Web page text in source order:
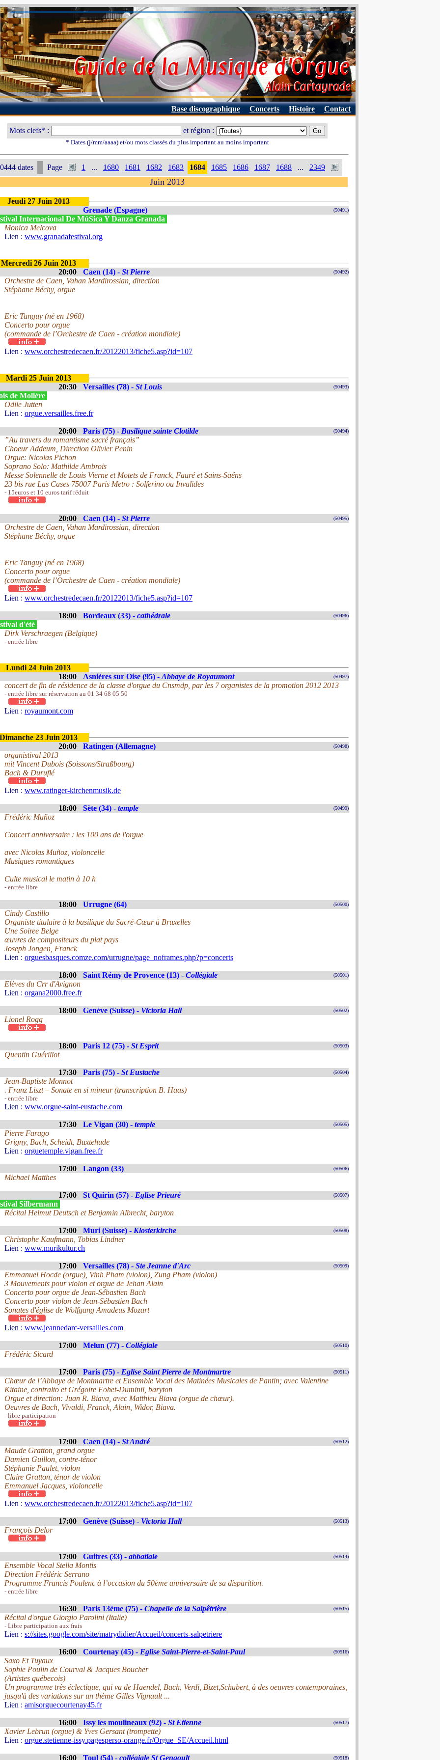
Base discographique Concerts Histoire Contact
Mots clefs* : et région :
* Dates (j/mm/aaaa) et/ou mots classés du plus important au moins important
dates Page 1 ... 1680 1681 1682 1683 1684 1685 1686 1687 1688 ... 2349
Juin 2013
Jeudi 27 Juin 2013
Grenade (Espagne)
(50491)
Internacional De MúSica Y Danza Granada
Monica Melcova
Lien : www.granadafestival.org
Mercredi 26 Juin 2013
20:00
Caen (14) - St Pierre (50492)
Orchestre de Caen, Vahan Mardirossian, direction
Stéphane Béchy, orgue
Eric Tanguy (né en 1968)
Concerto pour orgue
(commande de l’Orchestre de Caen - création mondiale)
Lien : www.orchestredecaen.fr/20122013/fiche5.asp?id=107
Mardi 25 Juin 2013
20:30
Versailles (78) - St Louis (50493)
de Molière
Odile Jutten
Lien : orgue.versailles.free.fr
20:00 Paris (75) - Basilique sainte Clotilde (50494)
”Au travers du romantisme sacré français”
Choeur Addeum, Direction Olivier Penin
Orgue: Nicolas Pichon
Soprano Solo: Mathilde Ambrois
Messe Solennelle de Louis Vierne et Motets de Franck, Fauré et Sains-Saëns
23 bis rue Las Cases 75007 Paris Metro : Solferino ou Invalides
- 15euros et 10 euros tarif réduit
20:00 Caen (14) - St Pierre (50495)
Orchestre de Caen, Vahan Mardirossian, direction
Stéphane Béchy, orgue
Eric Tanguy (né en 1968)
Concerto pour orgue
(commande de l’Orchestre de Caen - création mondiale)
Lien : www.orchestredecaen.fr/20122013/fiche5.asp?id=107
18:00 Bordeaux (33) - cathédrale (50496)
d'été
Dirk Verschraegen (Belgique)
- entrée libre
Lundi 24 Juin 2013
18:00
Asnières sur Oise (95) - Abbaye de Royaumont (50497)
concert de fin de résidence de la classe d'orgue du Cnsmdp, par les 7 organistes de la promotion 2012 2013
- entrée libre sur réservation au 01 34 68 05 50
Lien : royaumont.com
23 Juin 2013
20:00
Ratingen (Allemagne) (50498)
organistival 2013
mit Vincent Dubois (Soissons/Straßbourg)
Bach & Duruflé
Lien : www.ratinger-kirchenmusik.de
18:00 Sète (34) - temple (50499)
Frédéric Muñoz
Concert anniversaire : les 100 ans de l'orgue
avec Nicolas Muñoz, violoncelle
Musiques romantiques
Culte musical le matin à 10 h
- entrée libre
18:00 Urrugne (64) (50500)
Cindy Castillo
Organiste titulaire à la basilique du Sacré-Cœur à Bruxelles
Une Soiree Belge
œuvres de compositeurs du plat pays
Joseph Jongen, Franck
Lien : orguesbasques.comze.com/urrugne/page_noframes.php?p=concerts
18:00 Saint Rémy de Provence (13) - Collégiale (50501)
Elèves du Crr d'Avignon
Lien : organa2000.free.fr
18:00 Genève (Suisse) - Victoria Hall (50502)
Lionel Rogg
18:00 Paris 12 (75) - St Esprit (50503)
Quentin Guérillot
17:30 Paris (75) - St Eustache (50504)
Jean-Baptiste Monnot
. Franz Liszt – Sonate en si mineur (transcription B. Haas)
- entrée libre
Lien : www.orgue-saint-eustache.com
17:30 Le Vigan (30) - temple (50505)
Pierre Farago
Grigny, Bach, Scheidt, Buxtehude
Lien : orguetemple.vigan.free.fr
17:00 Langon (33) (50506)
Michael Matthes
17:00 St Quirin (57) - Eglise Prieuré (50507)
Silbermann
Récital Helmut Deutsch et Benjamin Albrecht, baryton
17:00 Muri (Suisse) - Klosterkirche (50508)
Christophe Kaufmann, Tobias Lindner
Lien : www.murikultur.ch
17:00 Versailles (78) - Ste Jeanne d'Arc (50509)
Emmanuel Hocde (orgue), Vinh Pham (violon), Zung Pham (violon)
3 Mouvements pour violon et orgue de Jehan Alain
Concerto pour orgue de Jean-Sébastien Bach
Concerto pour violon de Jean-Sébastien Bach
Sonates d'église de Wolfgang Amadeus Mozart
Lien : www.jeannedarc-versailles.com
17:00 Melun (77) - Collégiale (50510)
Frédéric Sicard
17:00 Paris (75) - Eglise Saint Pierre de Montmartre (50511)
Chœur de l’Abbaye de Montmartre et Ensemble Vocal des Matinées Musicales de Pantin; avec Valentine
Kitaine, contralto et Grégoire Fohet-Duminil, baryton
Orgue et direction: Juan R. Biava, avec Matthieu Biava (orgue de chœur).
Oeuvres de Bach, Vivaldi, Franck, Alain, Widor, Biava.
- libre participation
17:00 Caen (14) - St André (50512)
Maude Gratton, grand orgue
Damien Guillon, contre-ténor
Stéphanie Paulet, violon
Claire Gratton, ténor de violon
Emmanuel Jacques, violoncelle
Lien : www.orchestredecaen.fr/20122013/fiche5.asp?id=107
17:00 Genève (Suisse) - Victoria Hall (50513)
François Delor
17:00 Guitres (33) - abbatiale (50514)
Ensemble Vocal Stella Montis
Direction Frédéric Serrano
Programme Francis Poulenc à l’occasion du 50ème anniversaire de sa disparition.
- entrée libre
16:30 Paris 13ème (75) - Chapelle de la Salpêtrière (50515)
Récital d'orgue Giorgio Parolini (Italie)
- Libre participation aux frais
Lien : s://sites.google.com/site/matrydidier/Accueil/concerts-salpetriere
16:00 Courtenay (45) - Eglise Saint-Pierre-et-Saint-Paul (50516)
Saxo Et Tuyaux
Sophie Poulin de Courval & Jacques Boucher
(Artistes québecois)
Un programme très éclectique, qui va de Haendel, Bach, Verdi, Bizet,Schubert, à des oeuvres contemporaines,
jusqu'à des variations sur un thème Gilles Vignault ...
Lien : amisorguecourtenay45.fr
16:00 Issy les moulineaux (92) - St Etienne (50517)
Xavier Lebrun (orgue) & Yves Gersant (trompette)
Lien : orgue.stetienne-issy.pagesperso-orange.fr/Orgue_SE/Accueil.html
16:00 Toul (54) - collégiale St Gengoult (50518)